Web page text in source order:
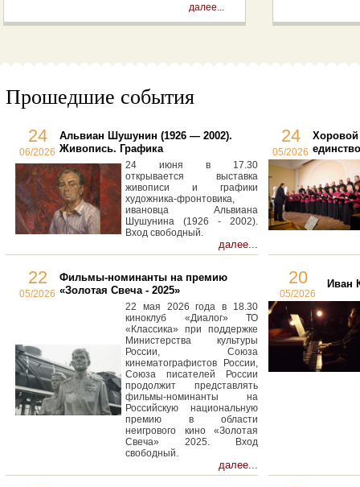
далее...
Прошедшие события
24
06/2026
Альвиан Шушунин (1926 — 2002).
Живопись. Графика
24 июня в 17.30
открывается выставка
живописи и графики
художника-фронтовика,
ивановца Альвиана
Шушунина (1926 - 2002).
Вход свободный.
далее...
24
05/2026
Хоровой
22
05/2026
Фильмы-номинанты на премию
«Золотая Свеча - 2025»
22 мая 2026 года в 18.30
киноклуб «Диалог» ТО
«Классика» при поддержке
Министерства культуры
России, Союза
кинематографистов России,
Союза писателей России
продолжит представлять
фильмы-номинанты на
Российскую национальную
премию в области
неигрового кино «Золотая
Свеча» 2025. Вход
свободный.
далее...
20
05/2026
Иван